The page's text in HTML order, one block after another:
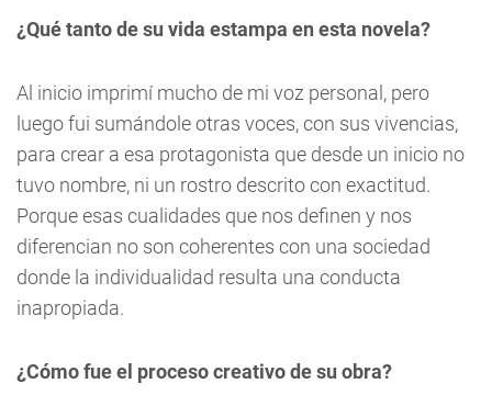
¿Qué tanto de su vida estampa en esta novela?
Al inicio imprimí mucho de mi voz personal, pero
luego fui sumándole otras voces, con sus vivencias,
para crear a esa protagonista que desde un inicio no
tuvo nombre, ni un rostro descrito con exactitud.
Porque esas cualidades que nos definen y nos
diferencian no son coherentes con una sociedad
donde la individualidad resulta una conducta
inapropiada.
¿Cómo fue el proceso creativo de su obra?